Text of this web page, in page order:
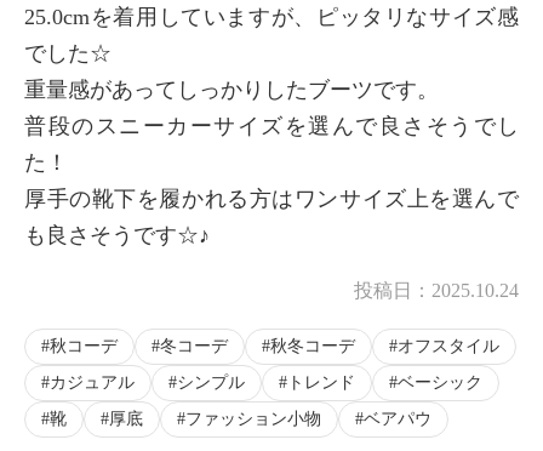
25.0cmを着用していますが、ピッタリなサイズ感
でした☆
重量感があってしっかりしたブーツです。
普段のスニーカーサイズを選んで良さそうでし
た！
厚手の靴下を履かれる方はワンサイズ上を選んで
も良さそうです☆♪
投稿日： 2025.10.24
秋コーデ 冬コーデ 秋冬コーデ
オフスタイル
カジュアル
シンプル トレンド
ベーシック
靴
厚底 ファッション小物 ベアパウ